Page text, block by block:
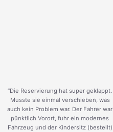
“Die Reservierung hat super geklappt.
Musste sie einmal verschieben, was
auch kein Problem war. Der Fahrer war
pünktlich Vorort, fuhr ein modernes
Fahrzeug und der Kindersitz (bestellt)